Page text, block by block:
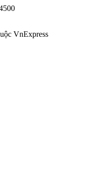
VnExpress